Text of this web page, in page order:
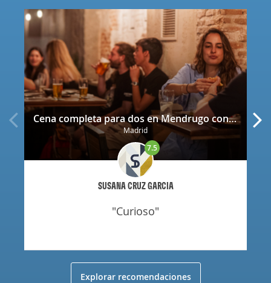
Cena completa para dos en Mendrugo con cerveza artesana incluida
Madrid
SUSANA CRUZ GARCIA
7.5
"curioso"
Explorar recomendaciones